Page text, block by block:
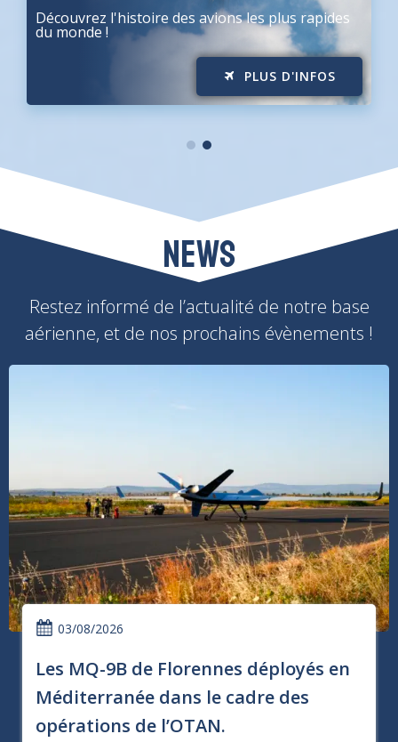
Découvrez l'histoire des avions les plus rapides
du monde !
PLUS D'INFOS
news
Restez informé de l’actualité de notre base
aérienne, et de nos prochains évènements !
03/08/2026
Les MQ-9B de Florennes déployés en
Méditerranée dans le cadre des
opérations de l’OTAN.